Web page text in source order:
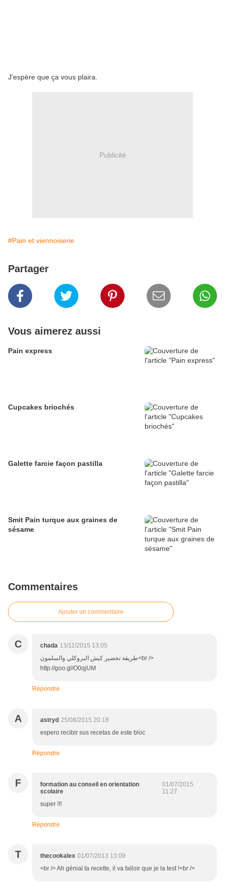
J'espère que ça vous plaira.
Publicité
#Pain et viennoiserie
Partager
Vous aimerez aussi
Pain express
Cupcakes briochés
Galette farcie façon pastilla
Smit Pain turque aux graines de
sésame
Commentaires
Ajouter un commentaire
C chada 13/11/2015 13:05
طريقة تحضير كيش البروكلي والسلمون<br />
http://goo.gl/O0qjUM
Répondre
A astryd 25/08/2015 20:18
espero recibir sus recetas de este bloc
Répondre
F
formation au conseil en orientation
scolaire
01/07/2015
11:27
super !!!
Répondre
T thecookalex 01/07/2013 13:09
<br /> Ah génial ta recette, il va falloir que je la test !<br />